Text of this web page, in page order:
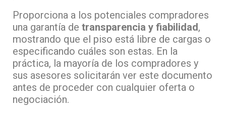
Proporciona a los potenciales compradores
una garantía de transparencia y fiabilidad,
mostrando que el piso está libre de cargas o
especificando cuáles son estas. En la
práctica, la mayoría de los compradores y
sus asesores solicitarán ver este documento
antes de proceder con cualquier oferta o
negociación.